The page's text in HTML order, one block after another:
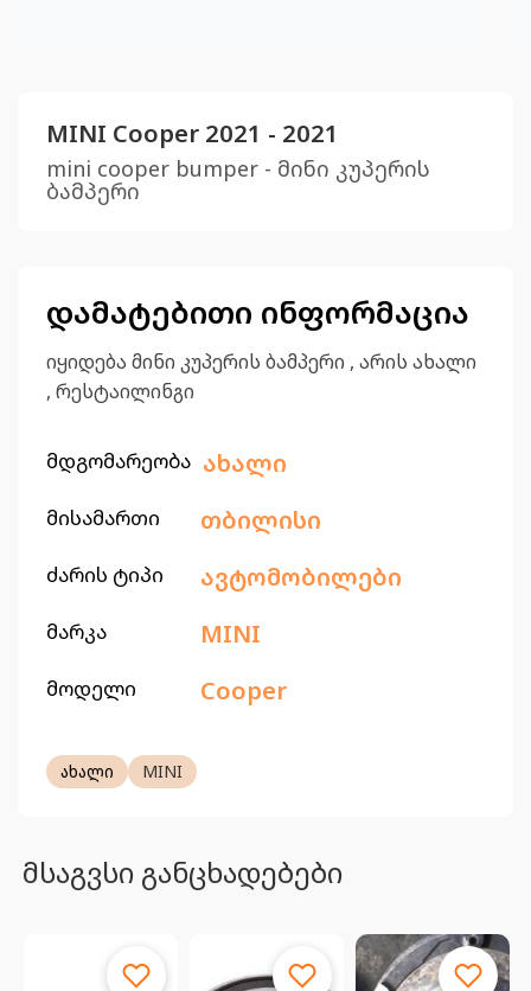
MINI Cooper 2021 - 2021
mini cooper bumper - მინი კუპერის
ბამპერი
დამატებითი ინფორმაცია
იყიდება მინი კუპერის ბამპერი , არის ახალი
, რესტაილინგი
მდგომარეობა ახალი
მისამართი თბილისი
ძარის ტიპი ავტომობილები
მარკა MINI
მოდელი Cooper
ახალი MINI
მსაგვსი განცხადებები